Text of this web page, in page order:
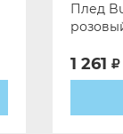
Плед
1 261